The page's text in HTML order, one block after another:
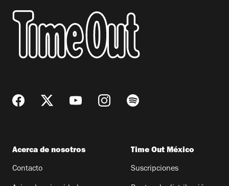
Acerca de nosotros
Contacto
Time Out México
Suscripciones